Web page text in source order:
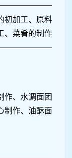
初加工、原料的分
、菜肴的制作
作、水调面团类点
制作、油酥面团类